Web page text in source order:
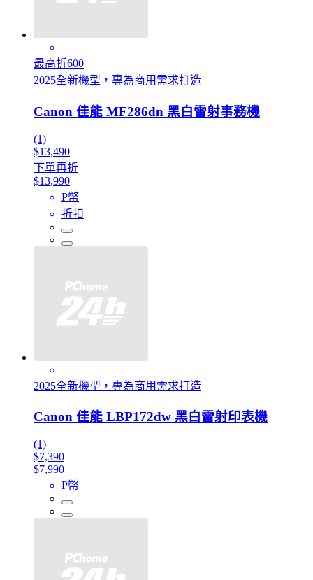
最高折600
2025全新機型，專為商用需求打造
Canon 佳能 MF286dn 黑白雷射事務機
(1)
$13,490
下單再折
$13,990
P幣
折扣
2025全新機型，專為商用需求打造
Canon 佳能 LBP172dw 黑白雷射印表機
(1)
$7,390
$7,990
P幣